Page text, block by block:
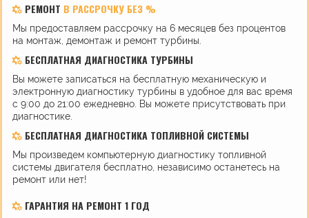
РЕМОНТ В РАССРОЧКУ БЕЗ %
Мы предоставляем рассрочку на 6 месяцев без процентов
на монтаж, демонтаж и ремонт турбины.
БЕСПЛАТНАЯ ДИАГНОСТИКА ТУРБИНЫ
Вы можете записаться на бесплатную механическую и
электронную диагностику турбины в удобное для вас время
с 9:00 до 21:00 ежедневно. Вы можете присутствовать при
диагностике.
БЕСПЛАТНАЯ ДИАГНОСТИКА ТОПЛИВНОЙ СИСТЕМЫ
Мы произведем компьютерную диагностику топливной
системы двигателя бесплатно, независимо останетесь на
ремонт или нет!
ГАРАНТИЯ НА РЕМОНТ 1 ГОД